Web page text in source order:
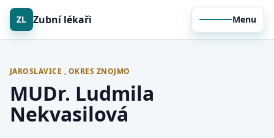
ZL Zubní lékaři Menu
JAROSLAVICE , OKRES ZNOJMO
MUDr. Ludmila
Nekvasilová